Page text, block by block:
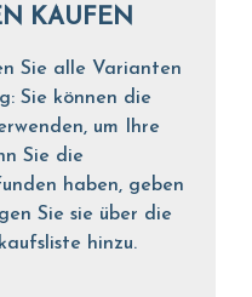
KAUFEN
Sie alle Varianten
Sie können die
um Ihre
Sie die
haben, geben
Sie sie über die
hinzu.